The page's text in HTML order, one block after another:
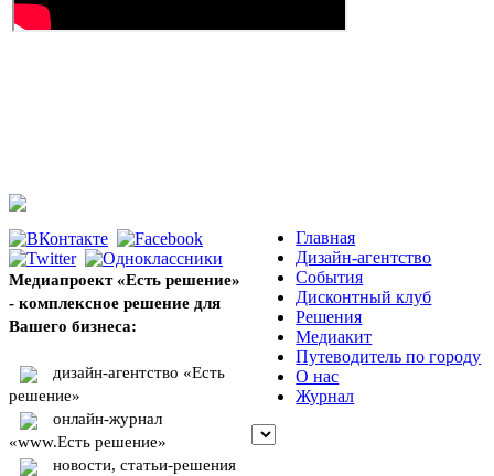
Медиапроект «Есть решение»
- комплексное решение для
Вашего бизнеса:
дизайн-агентство «Есть
решение»
онлайн-журнал
«www.Есть решение»
новости, статьи-решения
Главная
Дизайн-агентство
События
Дисконтный клуб
Решения
Медиакит
Путеводитель по городу
О нас
Журнал